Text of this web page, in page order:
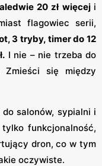
20 zł więcej i
flagowiec serii,
3 tryby, timer do 12
I nie – nie trzeba do
Zmieści się między
salonów, sypialni i
funkcjonalność,
dron, co w tym
oczywiste.